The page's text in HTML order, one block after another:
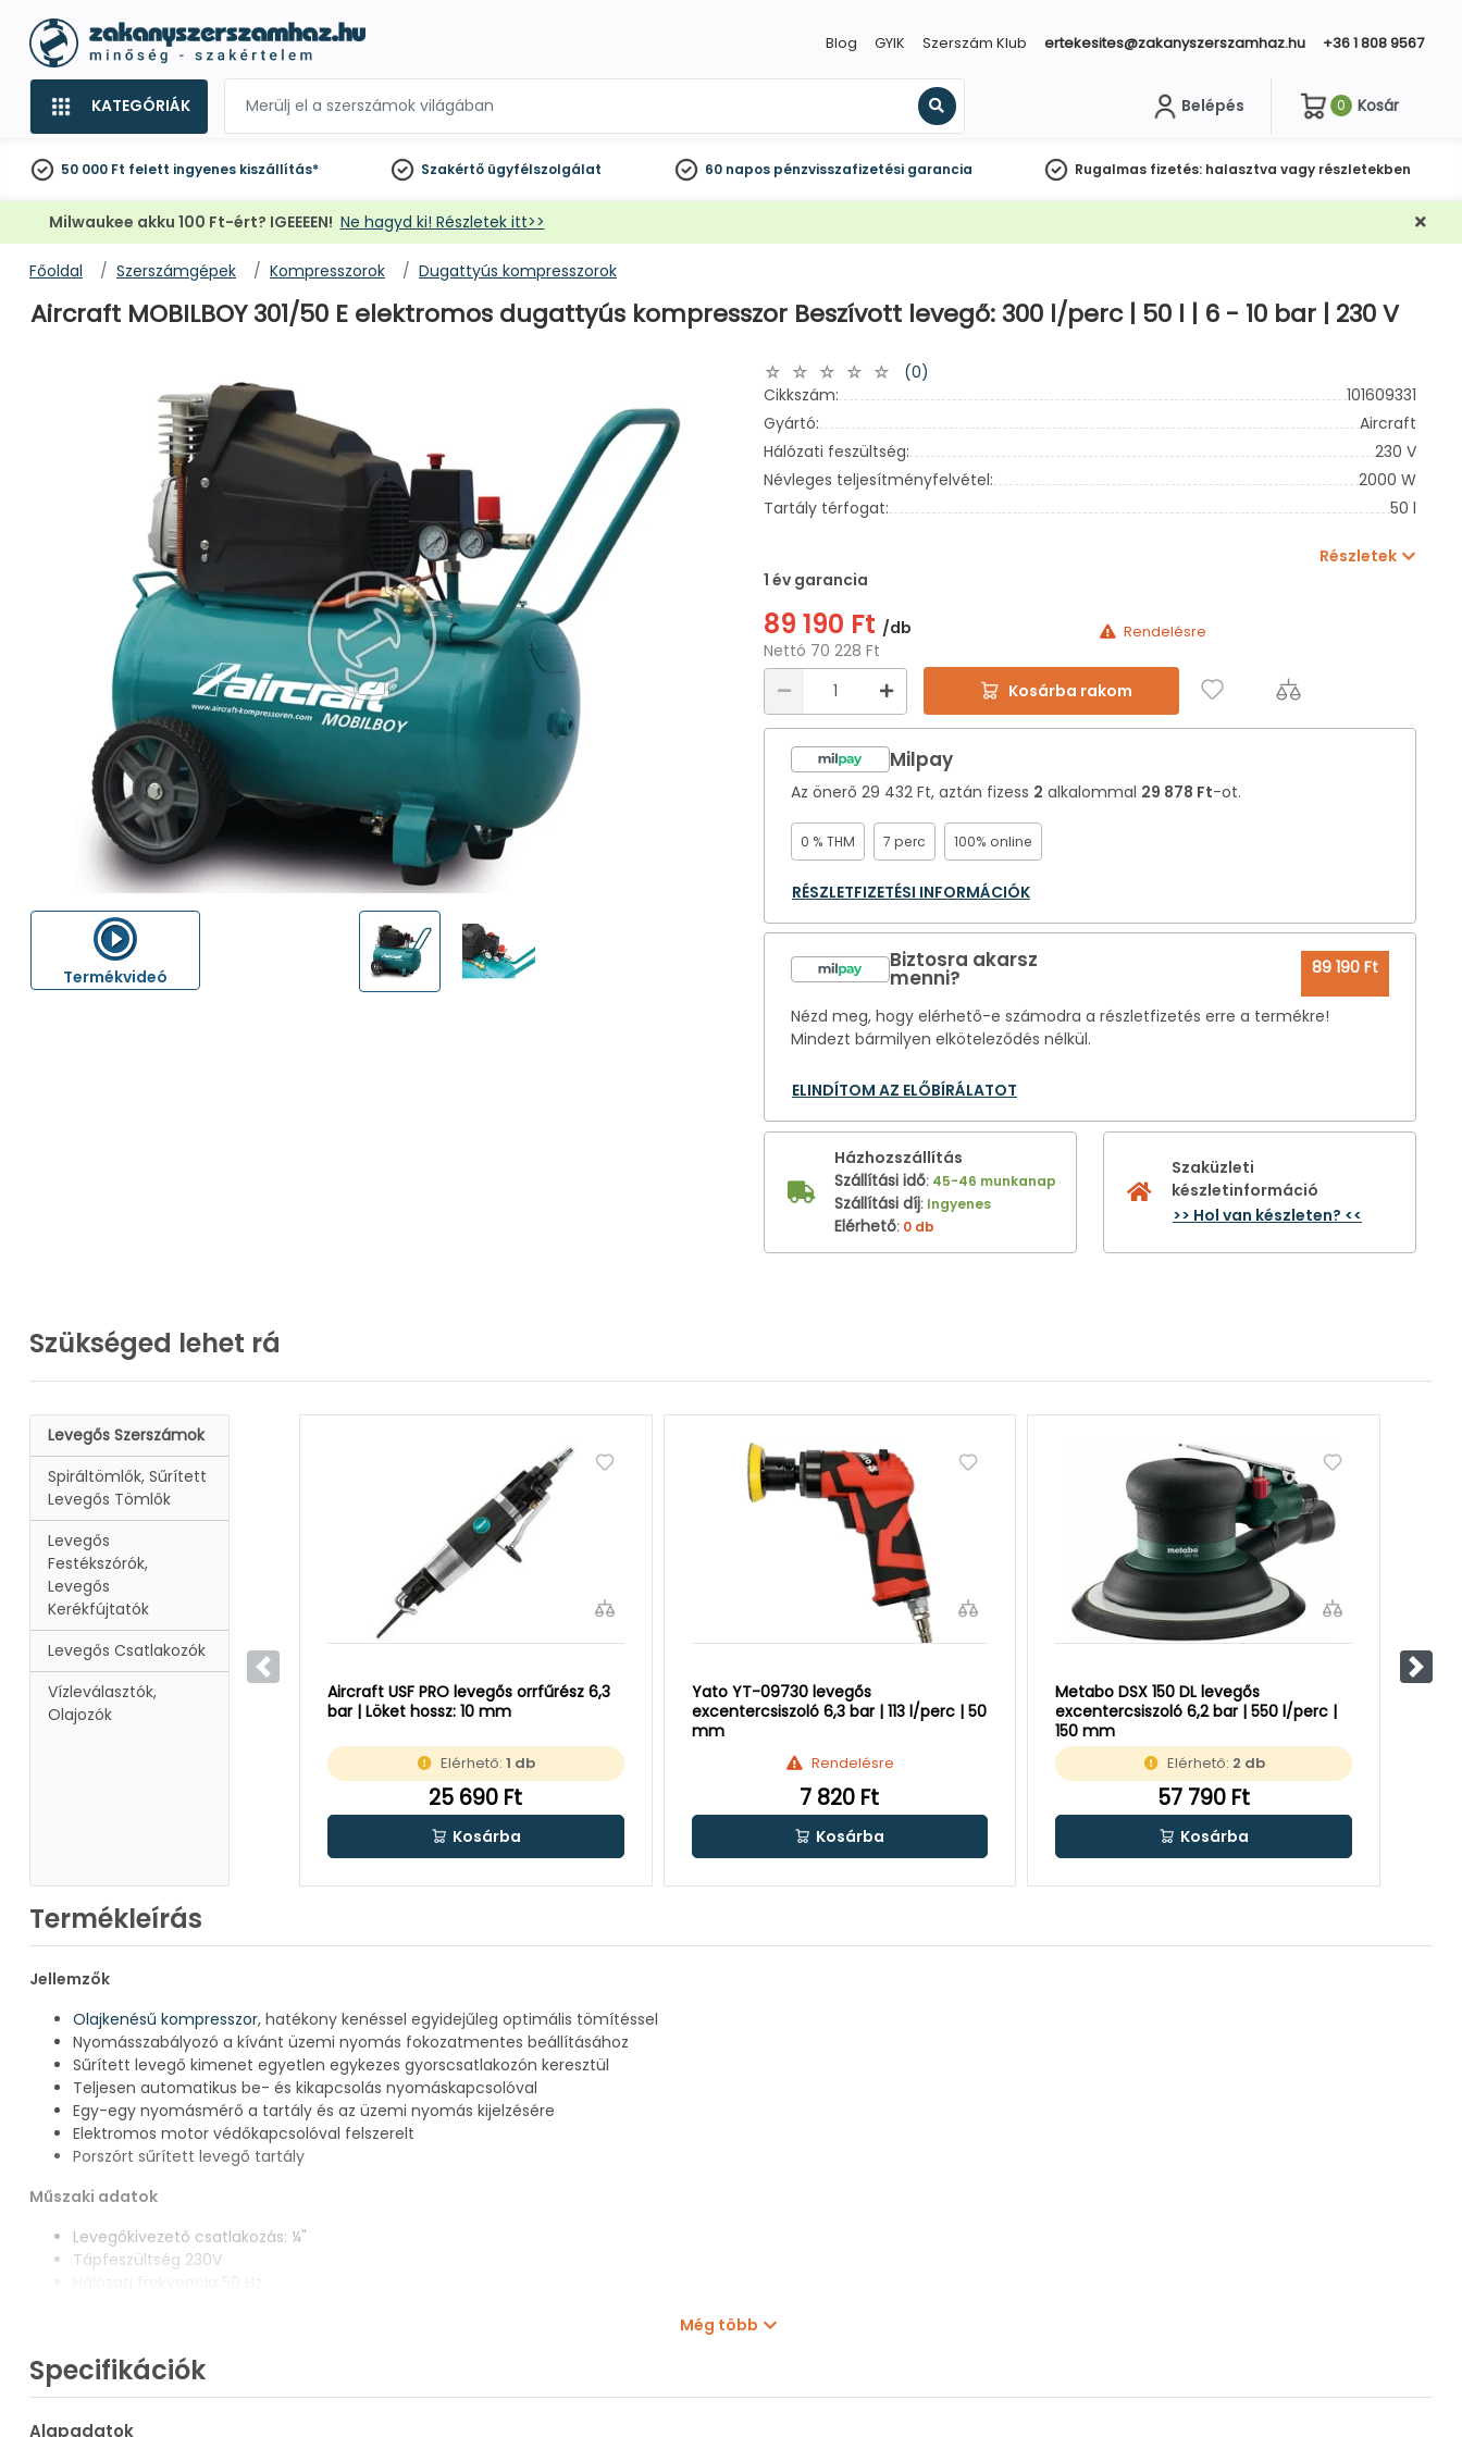
Blog GYIK Szerszám Klub ertekesites@zakanyszerszamhaz.hu +36 1 808 9567
KATEGÓRIÁK
Keresés
Belépés 0 Kosár
50 000 Ft felett ingyenes kiszállítás* Szakértő ügyfélszolgálat 60 napos pénzvisszafizetési garancia Rugalmas fizetés: halasztva vagy részletekben
Milwaukee akku 100 Ft-ért? IGEEEEN! Ne hagyd ki! Részletek itt>>
Főoldal Szerszámgépek Kompresszorok Dugattyús kompresszorok
Aircraft MOBILBOY 301/50 E elektromos dugattyús kompresszor Beszívott levegő: 300 l/perc | 50 l | 6 - 10 bar | 230 V
Termékvideó
(0)
Cikkszám:
101609331
Gyártó:
Aircraft
Hálózati feszültség:
230 V
Névleges teljesítményfelvétel:
2000 W
Tartály térfogat:
50 l
Részletek
1 év garancia
89 190 Ft /db
Nettó 70 228 Ft
Rendelésre
Kosárba rakom
Milpay
Az önerő 29 432 Ft, aztán fizess 2 alkalommal 29 878 Ft-ot.
0 % THM 7 perc 100% online
RÉSZLETFIZETÉSI INFORMÁCIÓK
Biztosra akarsz
menni? 89 190 Ft
Nézd meg, hogy elérhető-e számodra a részletfizetés erre a termékre!
Mindezt bármilyen elköteleződés nélkül.
ELINDÍTOM AZ ELŐBÍRÁLATOT
Házhozszállítás
Szállítási idő: 45-46 munkanap
Szállítási díj: Ingyenes
Elérhető: 0 db
Szaküzleti
készletinformáció
>> Hol van készleten? <<
Szükséged lehet rá
Levegős Szerszámok
Spiráltömlők, Sűrített
Levegős Tömlők
Levegős
Festékszórók,
Levegős
Kerékfújtatók
Levegős Csatlakozók
Vízleválasztók,
Olajozók
Előző
Aircraft USF PRO levegős orrfűrész 6,3
bar | Löket hossz: 10 mm
Elérhető:1 db
25 690 Ft
Kosárba
Yato YT-09730 levegős
excentercsiszoló 6,3 bar | 113 l/perc | 50
mm
Rendelésre
7 820 Ft
Kosárba
Metabo DSX 150 DL levegős
excentercsiszoló 6,2 bar | 550 l/perc |
150 mm
Elérhető: 2 db
57 790 Ft
Kosárba
Termékleírás
Jellemzők
Olajkenésű kompresszor, hatékony kenéssel egyidejűleg optimális tömítéssel
Nyomásszabályozó a kívánt üzemi nyomás fokozatmentes beállításához
Sűrített levegő kimenet egyetlen egykezes gyorscsatlakozón keresztül
Teljesen automatikus be- és kikapcsolás nyomáskapcsolóval
Egy-egy nyomásmérő a tartály és az üzemi nyomás kijelzésére
Elektromos motor védőkapcsolóval felszerelt
Porszórt sűrített levegő tartály
Műszaki adatok
Levegőkivezető csatlakozás: ¼"
Tápfeszültség 230V
Hangnyomásszint Lp 73 dB(A)
Szívási kapacitás kb. 300 l/perc
Töltési kapacitás kb. 145 l/perc
Még több
Specifikációk
Alapadatok